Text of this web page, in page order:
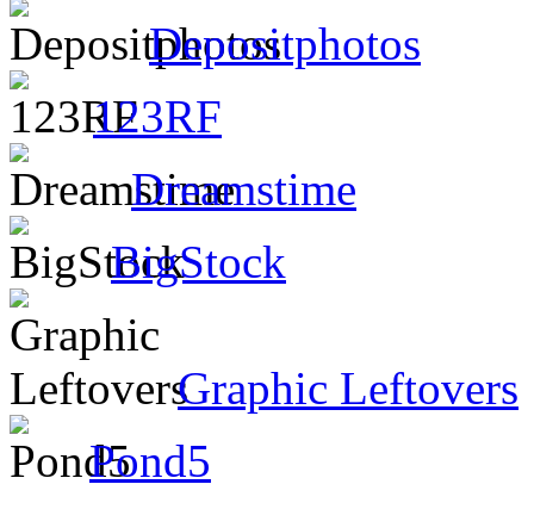
Depositphotos
123RF
Dreamstime
BigStock
Graphic Leftovers
Pond5